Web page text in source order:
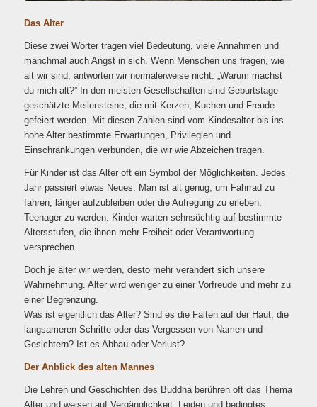
Das Alter
Diese zwei Wörter tragen viel Bedeutung, viele Annahmen und
manchmal auch Angst in sich. Wenn Menschen uns fragen, wie
alt wir sind, antworten wir normalerweise nicht: „Warum machst
du mich alt?” In den meisten Gesellschaften sind Geburtstage
geschätzte Meilensteine, die mit Kerzen, Kuchen und Freude
gefeiert werden. Mit diesen Zahlen sind vom Kindesalter bis ins
hohe Alter bestimmte Erwartungen, Privilegien und
Einschränkungen verbunden, die wir wie Abzeichen tragen.
Für Kinder ist das Alter oft ein Symbol der Möglichkeiten. Jedes
Jahr passiert etwas Neues. Man ist alt genug, um Fahrrad zu
fahren, länger aufzubleiben oder die Aufregung zu erleben,
Teenager zu werden. Kinder warten sehnsüchtig auf bestimmte
Altersstufen, die ihnen mehr Freiheit oder Verantwortung
versprechen.
Doch je älter wir werden, desto mehr verändert sich unsere
Wahrnehmung. Alter wird weniger zu einer Vorfreude und mehr zu
einer Begrenzung.
Was ist eigentlich das Alter? Sind es die Falten auf der Haut, die
langsameren Schritte oder das Vergessen von Namen und
Gesichtern? Ist es Abbau oder Verlust?
Der Anblick des alten Mannes
Die Lehren und Geschichten des Buddha berühren oft das Thema
Alter und weisen auf Vergänglichkeit, Leiden und bedingtes